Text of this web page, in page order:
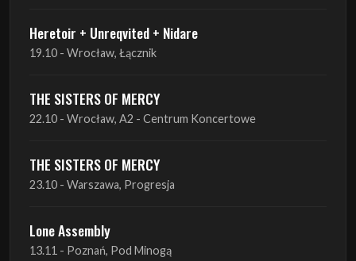
THE SISTERS OF MERCY
22.10 - Wrocław, A2 - Centrum Koncertowe
THE SISTERS OF MERCY
Lone Assembly
Lone Assembly
14.11 - Piekary Śląskie, OK Andaluzja